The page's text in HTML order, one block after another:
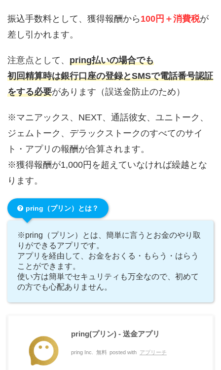
振込手数料として、獲得報酬から 100円＋消費税が
差し引かれます。
注意点として、 pring払いの場合でも
初回精算時は銀行口座の登録とSMSで電話番号認証
をする必要があります（誤送金防止のため）
※マニアックス、NEXT、通話彼女、ユニトーク、
ジェムトーク、デラックストークのすべてのサイ
ト・アプリの報酬が合算されます。
※獲得報酬が1,000円を超えていなければ繰越とな
ります。
pring（プリン）とは？
※pring（プリン）とは、簡単に言うとお金のやり取
りができるアプリです。
アプリを経由して、お金をおくる・もらう・はらう
ことができます。
使い方は簡単でセキュリティも万全なので、初めて
の方でも心配ありません。
pring(プリン) - 送金アプリ
pring Inc. 無料 posted with アプリーチ